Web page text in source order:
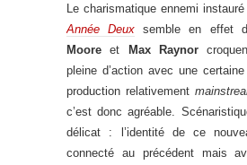
Le charismatique ennemi
Année Deux semble en effet
Moore et Max Raynor
pleine d’action avec une
production relativement
c’est donc agréable.
délicat : l’identité de ce
connecté au précédent mais